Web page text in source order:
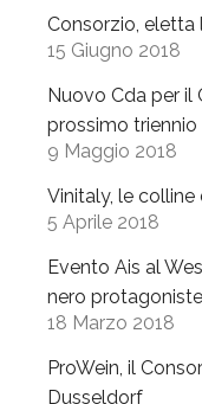
a
e
s
i
t
Consorzio, eletta
15 Giugno 2018
Nuovo Cda per il
prossimo triennio
9 Maggio 2018
Vinitaly, le
5 Aprile 2018
Evento Ais al
nero
18 Marzo 2018
ProWein, il
Dusseldorf